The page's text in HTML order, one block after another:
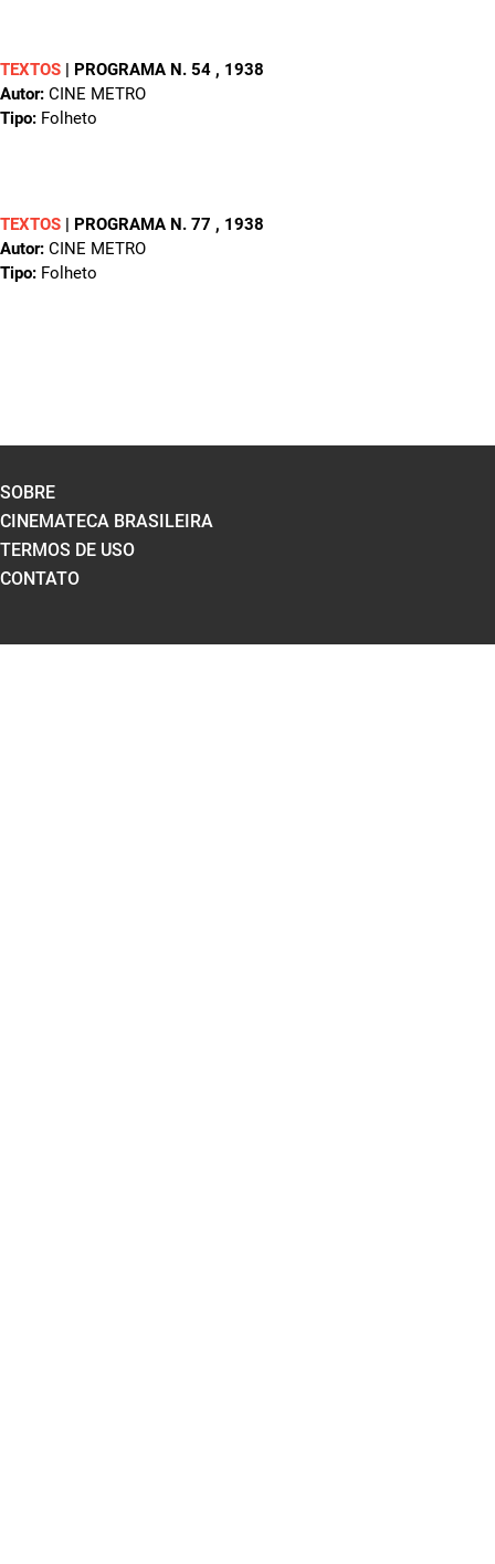
TEXTOS | PROGRAMA N. 54 , 1938
Autor: CINE METRO
Tipo: Folheto
TEXTOS | PROGRAMA N. 77 , 1938
Autor: CINE METRO
Tipo: Folheto
SOBRE
CINEMATECA BRASILEIRA
TERMOS DE USO
CONTATO